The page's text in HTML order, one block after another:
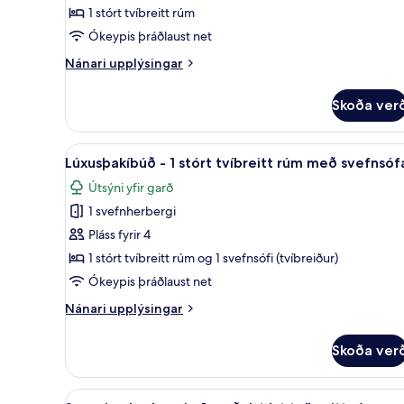
stórt
tvíbreitt
rúm
-
turnherbergi
(HighFloor,
Eiffel
Tower
View)
1 stórt tvíbreitt rúm
Ókeypis þráðlaust net
Nánari upplýsingar
Nánari
herbergi
1
stórt
tvíbreitt
rúm
svalir
-
turnherbergi
(HighFloor,
Eiffel
Skoða
Skoða
allar
myndir
fyrir
Lúxusþakíbúð
-
1
tvíbreitt
svefnsófa
Lúxusþakíbúð - 1 stórt
7
Lúxusþakíbúð - 1 stórt tvíbreitt rúm með
Útsýni yfir garð
1 svefnherbergi
Pláss fyrir 4
1 stórt tvíbreitt rúm og 1 svefnsófi (tvíbreiður)
Ókeypis þráðlaust net
Nánari upplýsingar
Nánari
-
Skoða
Skoða Superior-herbergi - 1